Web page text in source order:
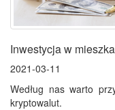
Inwestycja w
2021-03-11
Według nas warto
kryptowalut.